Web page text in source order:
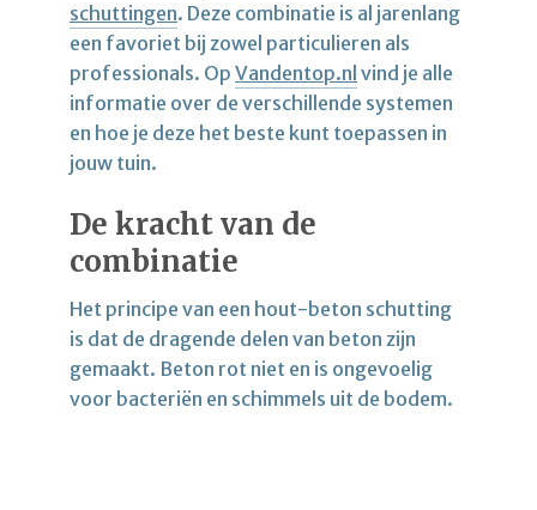
schuttingen. Deze combinatie is al jarenlang
een favoriet bij zowel particulieren als
professionals. Op Vandentop.nl vind je alle
informatie over de verschillende systemen
en hoe je deze het beste kunt toepassen in
jouw tuin.
De kracht van de
combinatie
Het principe van een hout-beton schutting
is dat de dragende delen van beton zijn
gemaakt. Beton rot niet en is ongevoelig
voor bacteriën en schimmels uit de bodem.